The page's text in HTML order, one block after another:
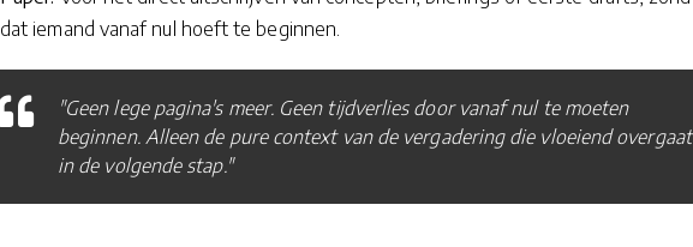
dat iemand vanaf nul hoeft te beginnen.
"Geen lege pagina's meer. Geen tijdverlies door vanaf nul te moeten
beginnen. Alleen de pure context van de vergadering die vloeiend overgaat
in de volgende stap."